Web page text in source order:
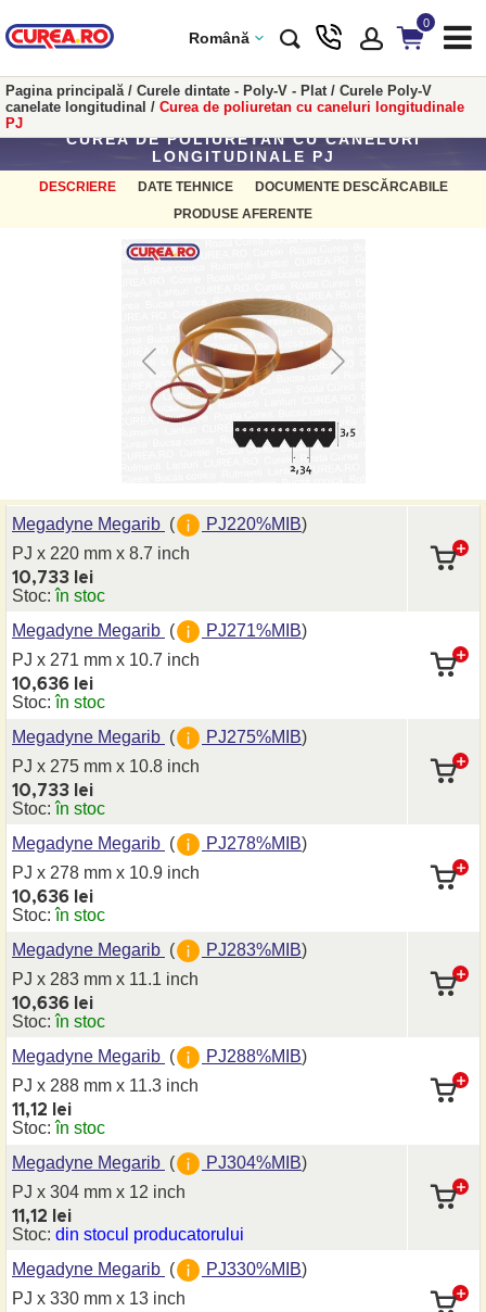
Română
0
Pagina principală/ Curele dintate - Poly-V - Plat/ Curele Poly-V
canelate longitudinal / Curea de poliuretan cu caneluri longitudinale
PJ
CUREA DE POLIURETAN CU CANELURI
LONGITUDINALE PJ
DESCRIERE DATE TEHNICE
DOCUMENTE DESCĂRCABILE
PRODUSE AFERENTE
Megadyne Megarib ( PJ220%MIB)
PJ x 220 mm x 8.7 inch
10,733 lei
Stoc:în stoc
Megadyne Megarib ( PJ271%MIB)
PJ x 271 mm x 10.7 inch
10,636 lei
Stoc:în stoc
Megadyne Megarib ( PJ275%MIB)
PJ x 275 mm x 10.8 inch
10,733 lei
Stoc:în stoc
Megadyne Megarib ( PJ278%MIB)
PJ x 278 mm x 10.9 inch
10,636 lei
Stoc:în stoc
Megadyne Megarib ( PJ283%MIB)
PJ x 283 mm x 11.1 inch
10,636 lei
Stoc:în stoc
Megadyne Megarib ( PJ288%MIB)
PJ x 288 mm x 11.3 inch
11,12 lei
Stoc:în stoc
Megadyne Megarib ( PJ304%MIB)
PJ x 304 mm x 12 inch
11,12 lei
Stoc: din stocul producatorului
Megadyne Megarib ( PJ330%MIB)
PJ x 330 mm x 13 inch